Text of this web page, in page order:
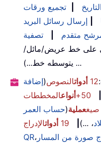
تجميع ورقات
إرسال رسائل البريد
متقدم
تصفية
على خط عريض/مائل/
يتوسطه خط...) ...
:
12 أدواتالنصوص(إضافة
50+ أنواعالمخططات
عملية(حساب العمر
، ...) 19 أدواتالإدراج
QR، صورة من المسار